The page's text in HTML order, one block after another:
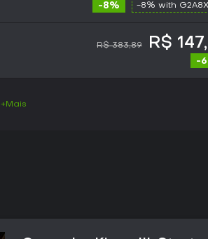
-8% -8% with
R$ 383,89 R$
-
+Mais